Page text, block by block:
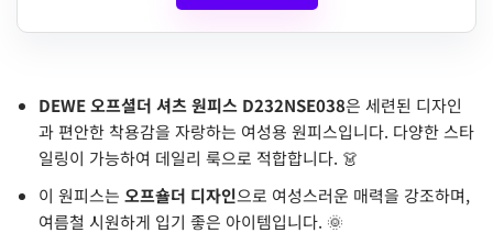
DEWE 오프셜더 셔츠 원피스 D232NSE038은 세련된 디자인
과 편안한 착용감을 자랑하는 여성용 원피스입니다. 다양한 스타
일링이 가능하여 데일리 룩으로 적합합니다. 👗
이 원피스는 오프숄더 디자인으로 여성스러운 매력을 강조하며,
여름철 시원하게 입기 좋은 아이템입니다. 🌞